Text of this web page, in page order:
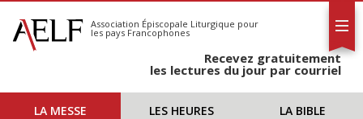
S'abonner
Calendrier
Association Épiscopale Liturgique pour
les pays Francophones
Recevez gratuitement
les lectures du jour par courriel
LA MESSE LES HEURES LA BIBLE